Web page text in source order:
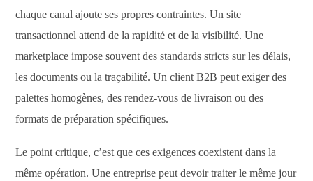
chaque canal ajoute ses propres contraintes. Un site
transactionnel attend de la rapidité et de la visibilité. Une
marketplace impose souvent des standards stricts sur les délais,
les documents ou la traçabilité. Un client B2B peut exiger des
palettes homogènes, des rendez-vous de livraison ou des
formats de préparation spécifiques.
Le point critique, c’est que ces exigences coexistent dans la
même opération. Une entreprise peut devoir traiter le même jour